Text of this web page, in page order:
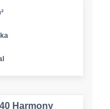
Harmony